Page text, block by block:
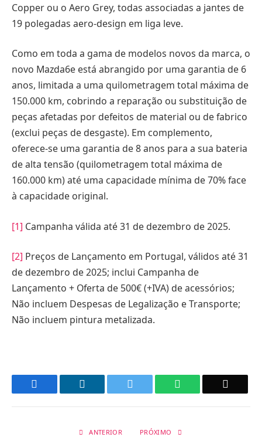
Copper ou o Aero Grey, todas associadas a jantes de
19 polegadas aero-design em liga leve.
Como em toda a gama de modelos novos da marca, o
novo Mazda6e está abrangido por uma garantia de 6
anos, limitada a uma quilometragem total máxima de
150.000 km, cobrindo a reparação ou substituição de
peças afetadas por defeitos de material ou de fabrico
(exclui peças de desgaste). Em complemento,
oferece-se uma garantia de 8 anos para a sua bateria
de alta tensão (quilometragem total máxima de
160.000 km) até uma capacidade mínima de 70% face
à capacidade original.
[1] Campanha válida até 31 de dezembro de 2025.
[2] Preços de Lançamento em Portugal, válidos até 31
de dezembro de 2025; inclui Campanha de
Lançamento + Oferta de 500€ (+IVA) de acessórios;
Não incluem Despesas de Legalização e Transporte;
Não incluem pintura metalizada.
WhatsApp
ANTERIOR PRÓXIMO